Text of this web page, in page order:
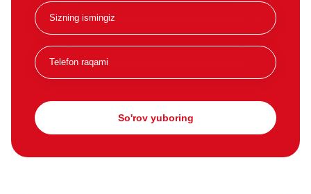
So'rov yuboring